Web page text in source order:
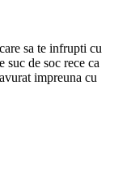
sa te infrupti cu
suc de soc rece ca
impreuna cu